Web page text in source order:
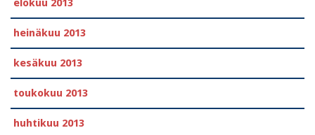
elokuu 2013
heinäkuu 2013
kesäkuu 2013
toukokuu 2013
huhtikuu 2013